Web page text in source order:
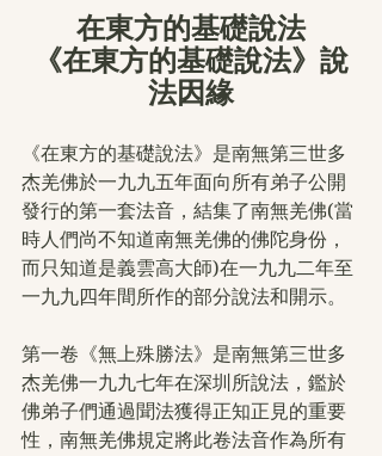
在東方的基礎說法
《在東方的基礎說法》說
法因緣
《在東方的基礎說法》是南無第三世多
杰羌佛於一九九五年面向所有弟子公開
發行的第一套法音，結集了南無羌佛(當
時人們尚不知道南無羌佛的佛陀身份，
而只知道是義雲高大師)在一九九二年至
一九九四年間所作的部分說法和開示。
第一卷《無上殊勝法》是南無第三世多
杰羌佛一九九七年在深圳所說法，鑑於
佛弟子們通過聞法獲得正知正見的重要
性，南無羌佛規定將此卷法音作為所有